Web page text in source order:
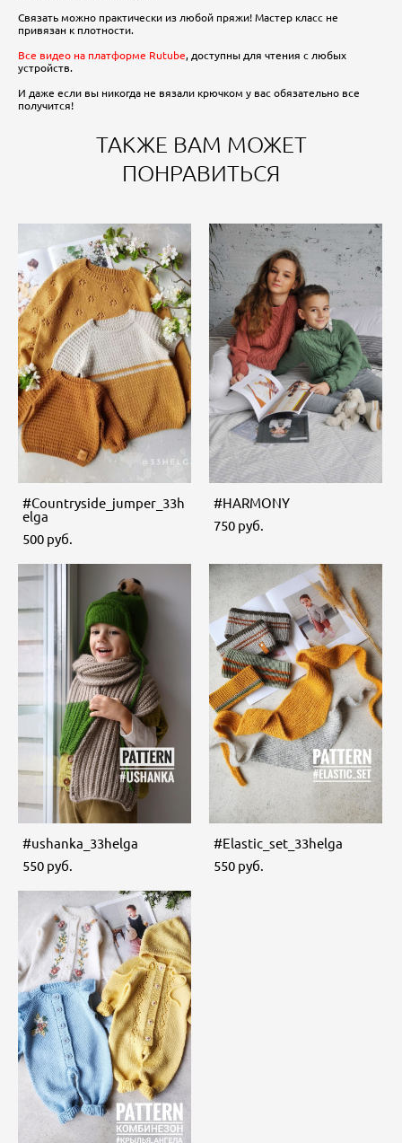
Связать можно практически из любой пряжи! Мастер класс не
привязан к плотности.
Все видео на платформе Rutube, доступны для чтения с любых
устройств.
И даже если вы никогда не вязали крючком у вас обязательно все
получится!
ТАКЖЕ ВАМ МОЖЕТ
ПОНРАВИТЬСЯ
#Countryside_jumper_33h
elga
500 pуб.
#HARMONY
750 pуб.
#ushanka_33helga
550 pуб.
#Еlastic_set_33helga
550 pуб.